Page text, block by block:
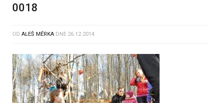
0018
OD ALEŠ MĚRKA DNE 26.12.2014